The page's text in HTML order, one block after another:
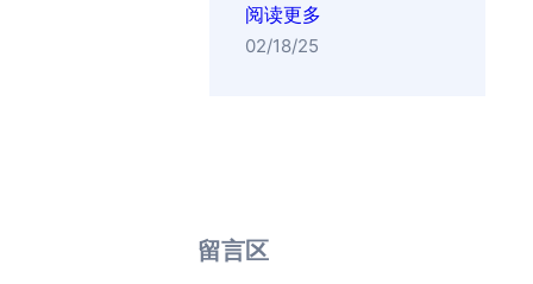
阅读更多
02/18/25
留言区